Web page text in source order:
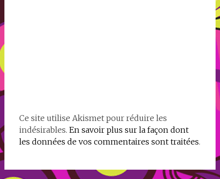
Ce site utilise Akismet pour réduire les
indésirables. En savoir plus sur la façon dont
les données de vos commentaires sont traitées.